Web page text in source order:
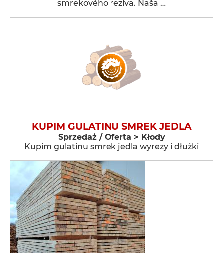
smrekového reziva. Naša …
KUPIM GULATINU SMREK JEDLA
Sprzedaż / Oferta > Kłody
Kupim gulatinu smrek jedla wyrezy i dłużki